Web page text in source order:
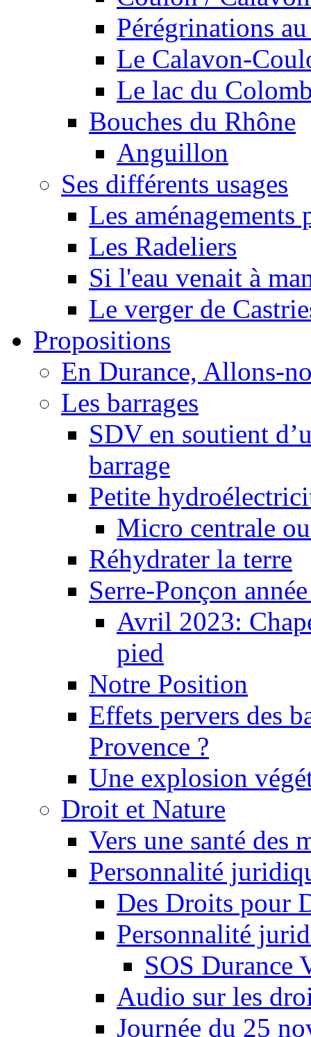
Pérégrinations
Le Calavon-
Le lac du
Bouches du Rhône
Anguillon
Ses différents usages
Les
Les Radeliers
Si l'eau venait à
Le verger de
Propositions
En Durance, Allons-
Les barrages
SDV en soutient
barrage
Petite
Micro centrale
Réhydrater la terre
Serre-Ponçon
Avril 2023:
pied
Notre Position
Effets pervers des
Provence ?
Une explosion
Droit et Nature
Vers une santé des
Personnalité
Des Droits pour
Personnalité
SOS Durance
Audio sur les
Journée du 25